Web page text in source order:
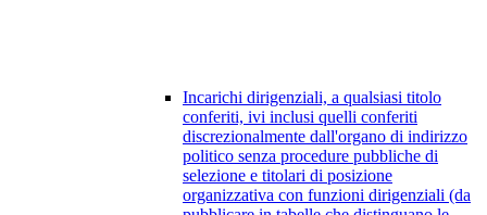
Incarichi dirigenziali, a qualsiasi titolo
conferiti, ivi inclusi quelli conferiti
discrezionalmente dall'organo di indirizzo
politico senza procedure pubbliche di
selezione e titolari di posizione
organizzativa con funzioni dirigenziali (da